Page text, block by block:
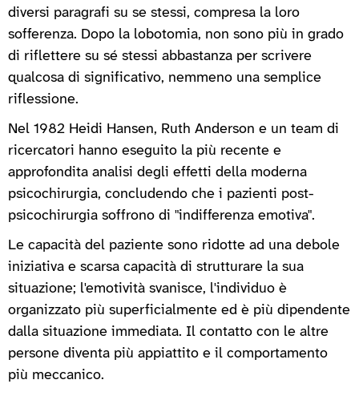
diversi paragrafi su se stessi, compresa la loro
sofferenza. Dopo la lobotomia, non sono più in grado
di riflettere su sé stessi abbastanza per scrivere
qualcosa di significativo, nemmeno una semplice
riflessione.
Nel 1982 Heidi Hansen, Ruth Anderson e un team di
ricercatori hanno eseguito la più recente e
approfondita analisi degli effetti della moderna
psicochirurgia, concludendo che i pazienti post-
psicochirurgia soffrono di "indifferenza emotiva".
Le capacità del paziente sono ridotte ad una debole
iniziativa e scarsa capacità di strutturare la sua
situazione; l'emotività svanisce, l'individuo è
organizzato più superficialmente ed è più dipendente
dalla situazione immediata. Il contatto con le altre
persone diventa più appiattito e il comportamento
più meccanico.